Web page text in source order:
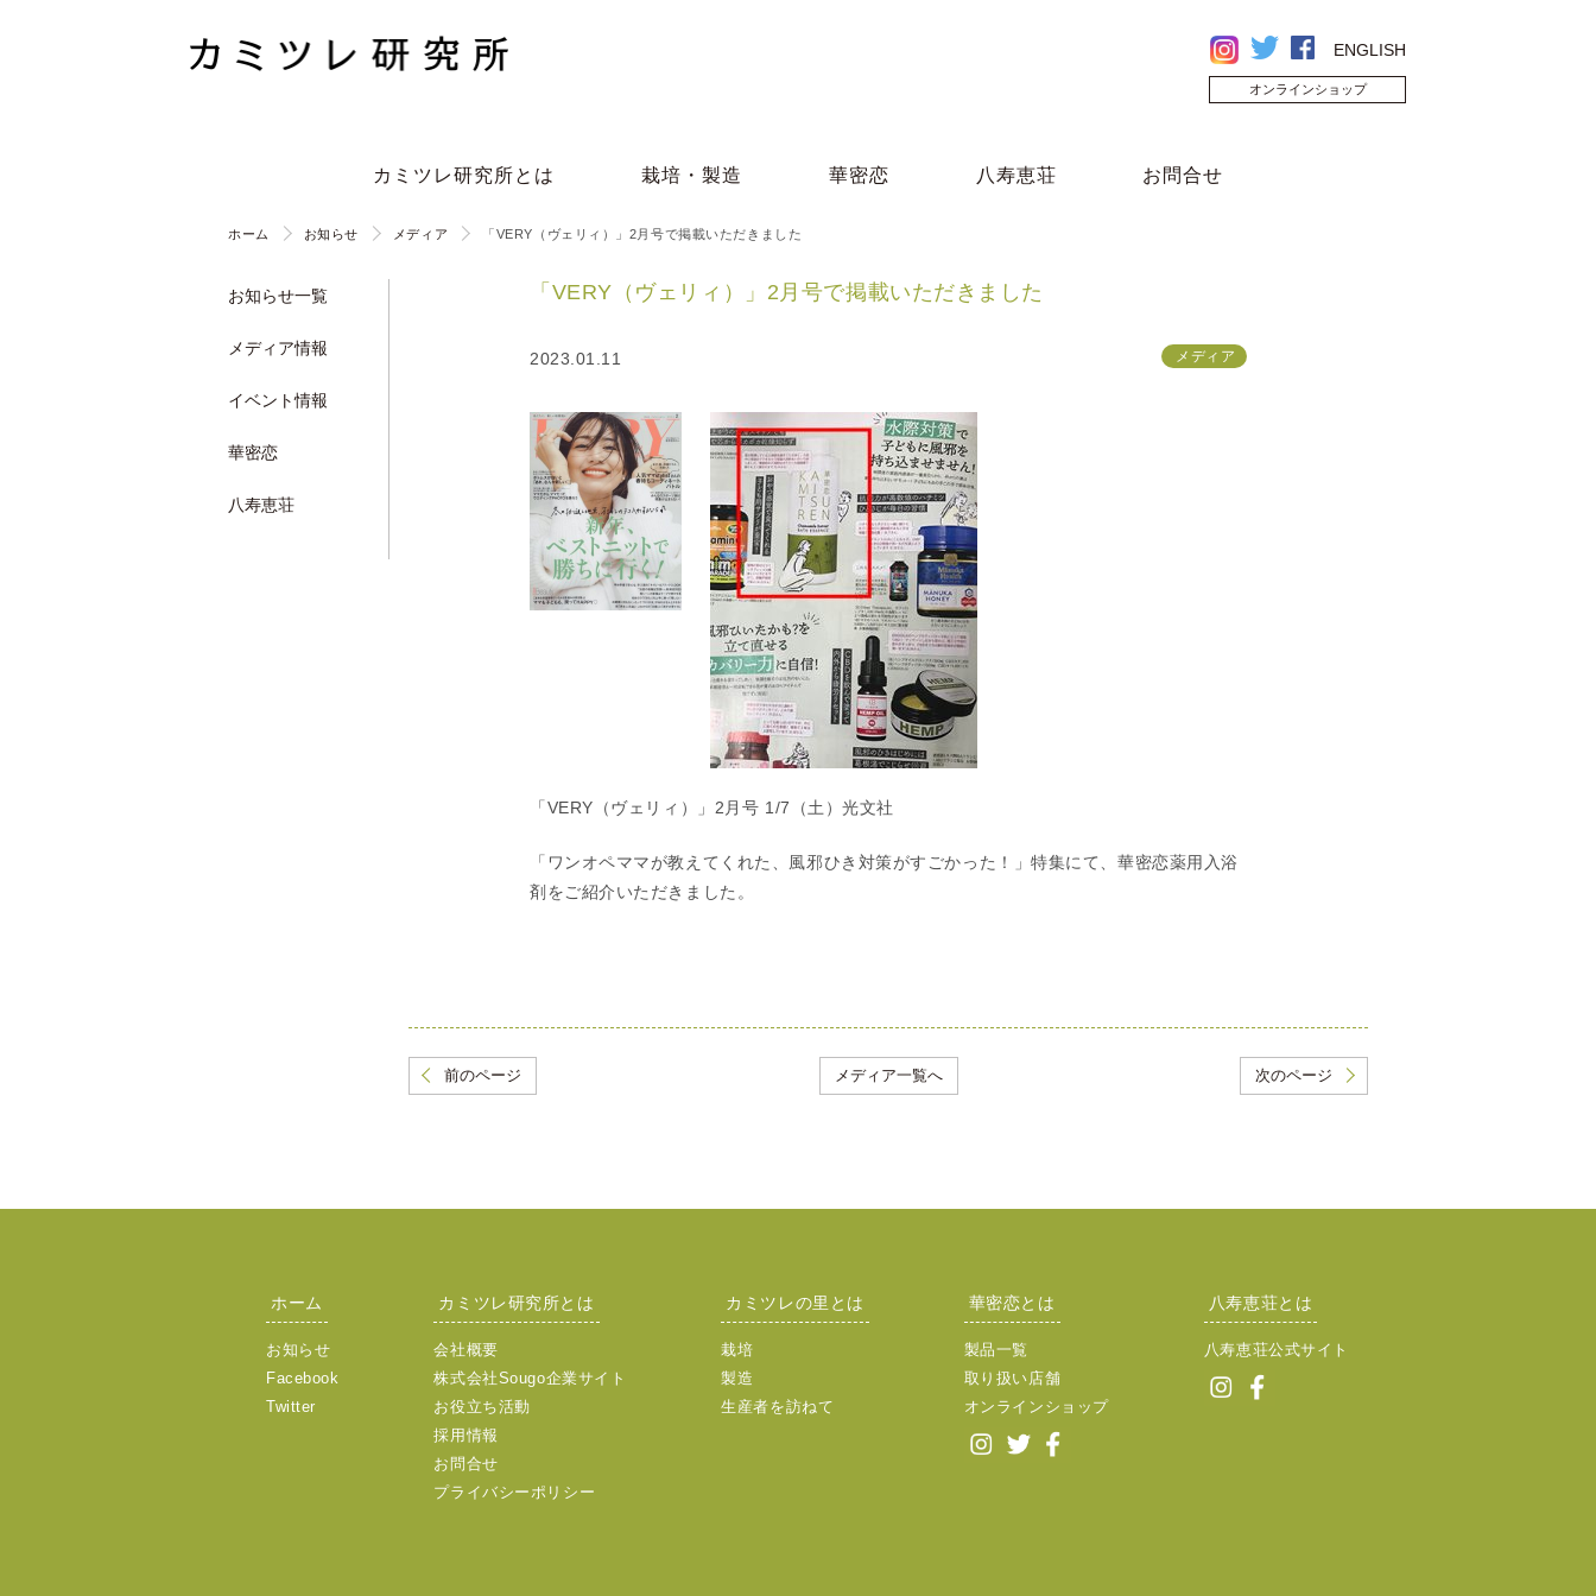
ENGLISH
オンラインショップ
カミツレ研究所とは 栽培・製造 華密恋 八寿恵荘 お問合せ
ホーム お知らせ メディア 「VERY（ヴェリィ）」2月号で掲載いただきました
お知らせ一覧
メディア情報
イベント情報
華密恋
八寿恵荘
「VERY（ヴェリィ）」2月号で掲載いただきました
2023.01.11 メディア
「VERY（ヴェリィ）」2月号 1/7（土）光文社
「ワンオペママが教えてくれた、風邪ひき対策がすごかった！」特集にて、華密恋薬用入浴
剤をご紹介いただきました。
次のページ
前のページ メディア一覧へ
ホーム
お知らせ
Facebook
Twitter
カミツレ研究所とは
会社概要
株式会社Sougo企業サイト
お役立ち活動
採用情報
お問合せ
プライバシーポリシー
カミツレの里とは
栽培
製造
生産者を訪ねて
華密恋とは
製品一覧
取り扱い店舗
オンラインショップ
八寿恵荘とは
八寿恵荘公式サイト